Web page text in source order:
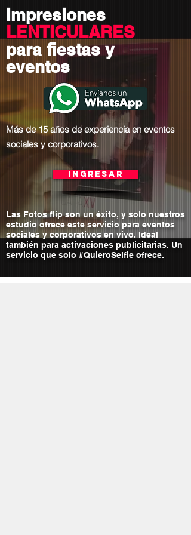
Impresiones
LENTICULARES
para fiestas y
eventos
Más de 15 años de experiencia en eventos
sociales y corporativos.
Ingresar
Las Fotos flip son un éxito, y solo nuestros
estudio ofrece este servicio para eventos
sociales y corporativos en vivo. Ideal
también para activaciones publicitarias. Un
servicio que solo #QuieroSelfie ofrece.